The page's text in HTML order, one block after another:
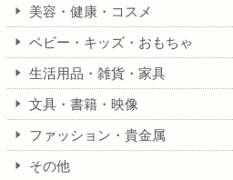
美容・健康・コスメ
ベビー・キッズ・おもちゃ
生活用品・雑貨・家具
文具・書籍・映像
ファッション・貴金属
その他